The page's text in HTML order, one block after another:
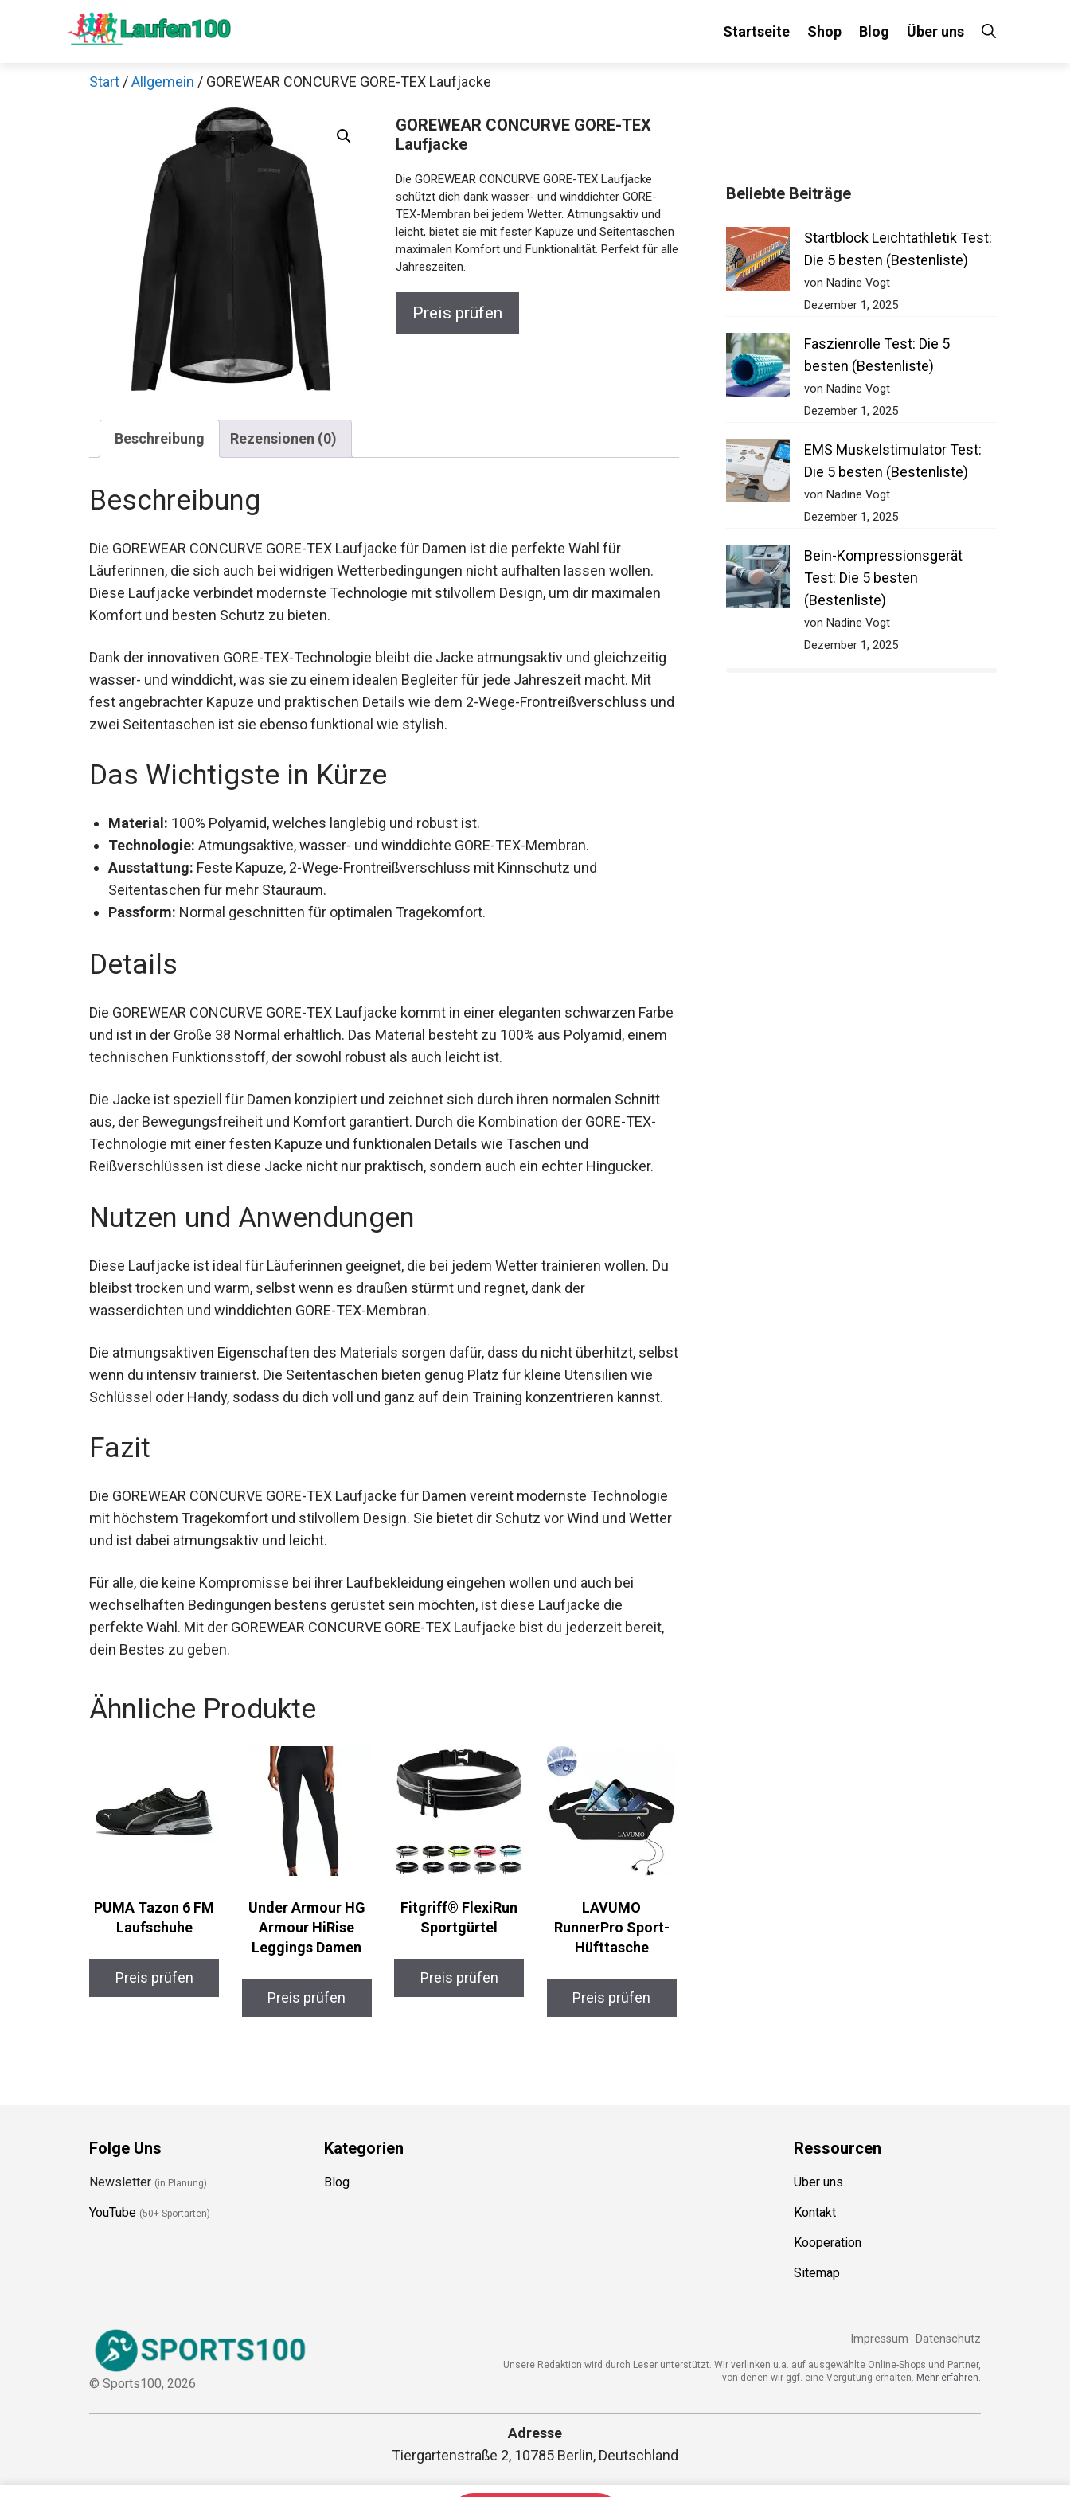
Startseite Shop Blog Über uns
Start /Allgemein / GOREWEAR CONCURVE GORE-TEX Laufjacke
GOREWEAR CONCURVE GORE-TEX
Laufjacke
Die GOREWEAR CONCURVE GORE-TEX Laufjacke
schützt dich dank wasser- und winddichter GORE-
TEX-Membran bei jedem Wetter. Atmungsaktiv und
leicht, bietet sie mit fester Kapuze und Seitentaschen
maximalen Komfort und Funktionalität. Perfekt für
alle Jahreszeiten.
Preis prüfen
Beschreibung Rezensionen (0)
Beschreibung
Die GOREWEAR CONCURVE GORE-TEX Laufjacke für Damen ist die perfekte Wahl für
Läuferinnen, die sich auch bei widrigen Wetterbedingungen nicht aufhalten lassen wollen.
Diese Laufjacke verbindet modernste Technologie mit stilvollem Design, um dir maximalen
Komfort und besten Schutz zu bieten.
Dank der innovativen GORE-TEX-Technologie bleibt die Jacke atmungsaktiv und gleichzeitig
wasser- und winddicht, was sie zu einem idealen Begleiter für jede Jahreszeit macht. Mit
fest angebrachter Kapuze und praktischen Details wie dem 2-Wege-Frontreißverschluss
und zwei Seitentaschen ist sie ebenso funktional wie stylish.
Das Wichtigste in Kürze
Material: 100% Polyamid, welches langlebig und robust ist.
Technologie: Atmungsaktive, wasser- und winddichte GORE-TEX-Membran.
Ausstattung: Feste Kapuze, 2-Wege-Frontreißverschluss mit Kinnschutz und
Seitentaschen für mehr Stauraum.
Passform: Normal geschnitten für optimalen Tragekomfort.
Details
Die GOREWEAR CONCURVE GORE-TEX Laufjacke kommt in einer eleganten schwarzen
Farbe und ist in der Größe 38 Normal erhältlich. Das Material besteht zu 100% aus Polyamid,
einem technischen Funktionsstoff, der sowohl robust als auch leicht ist.
Die Jacke ist speziell für Damen konzipiert und zeichnet sich durch ihren normalen Schnitt
aus, der Bewegungsfreiheit und Komfort garantiert. Durch die Kombination der GORE-TEX-
Technologie mit einer festen Kapuze und funktionalen Details wie Taschen und
Reißverschlüssen ist diese Jacke nicht nur praktisch, sondern auch ein echter Hingucker.
Nutzen und Anwendungen
Diese Laufjacke ist ideal für Läuferinnen geeignet, die bei jedem Wetter trainieren wollen. Du
bleibst trocken und warm, selbst wenn es draußen stürmt und regnet, dank der
wasserdichten und winddichten GORE-TEX-Membran.
Die atmungsaktiven Eigenschaften des Materials sorgen dafür, dass du nicht überhitzt,
selbst wenn du intensiv trainierst. Die Seitentaschen bieten genug Platz für kleine Utensilien
wie Schlüssel oder Handy, sodass du dich voll und ganz auf dein Training konzentrieren
Fazit
Die GOREWEAR CONCURVE GORE-TEX Laufjacke für Damen vereint modernste Technologie
mit höchstem Tragekomfort und stilvollem Design. Sie bietet dir Schutz vor Wind und
Für alle, die keine Kompromisse bei ihrer Laufbekleidung eingehen wollen und auch bei
wechselhaften Bedingungen bestens gerüstet sein möchten, ist diese Laufjacke die
perfekte Wahl. Mit der GOREWEAR CONCURVE GORE-TEX Laufjacke bist du jederzeit bereit,
Ähnliche Produkte
PUMA Tazon 6 FM
Preis prüfen
Under Armour HG
Armour HiRise
Preis prüfen
Fitgriff® FlexiRun
Preis prüfen
LAVUMO
RunnerPro Sport-
Preis prüfen
Beliebte Beiträge
Startblock Leichtathletik Test:
Die 5 besten (Bestenliste)
von Nadine Vogt
Dezember 1, 2025
Faszienrolle Test: Die 5
besten (Bestenliste)
von Nadine Vogt
Dezember 1, 2025
EMS Muskelstimulator Test:
Die 5 besten (Bestenliste)
von Nadine Vogt
Dezember 1, 2025
Bein-Kompressionsgerät
Test: Die 5 besten
(Bestenliste)
von Nadine Vogt
Dezember 1, 2025
Unsere Redaktion wird durch Leser unterstützt. Wir verlinken u.a. auf ausgewählte Online-Shops und Partner,
Adresse
Jetzt anschauen